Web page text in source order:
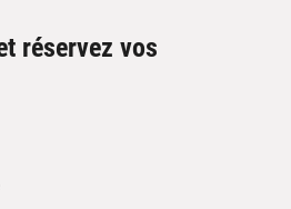
réservez vos